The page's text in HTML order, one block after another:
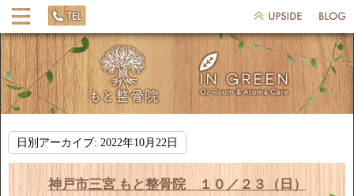
日別アーカイブ: 2022年10月22日
神戸市三宮 もと整骨院 １０／２３（日）